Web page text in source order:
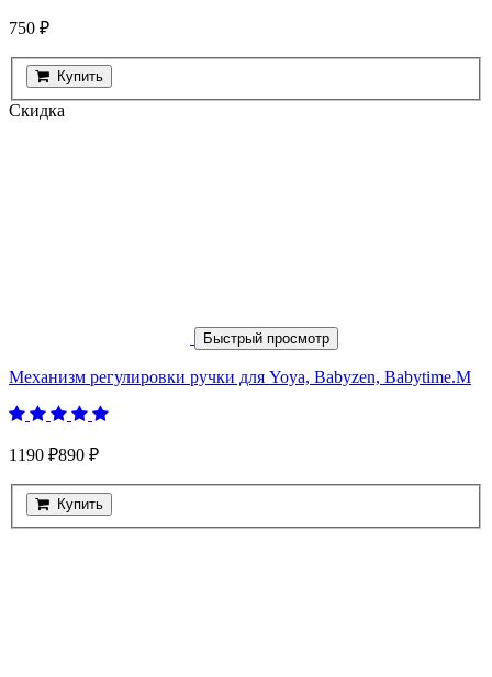
750 ₽
Купить
Скидка
Быстрый просмотр
Механизм регулировки ручки для Yoya, Babyzen, Babytime.М
1190 ₽890 ₽
Купить